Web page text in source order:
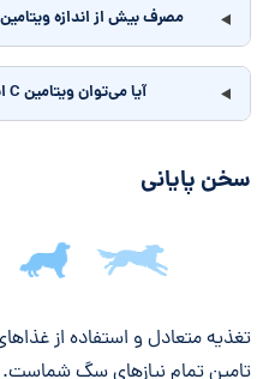
مصرف بیش از اندازه ویتامین C چه اثری روی سگ دارد؟
آیا می‌توان ویتامین C انسانی را به سگ داد؟
سخن پایانی
جمع‌بندی مقاله
تغذیه متعادل و استفاده از
تامین تمام نیازهای سگ شماست.